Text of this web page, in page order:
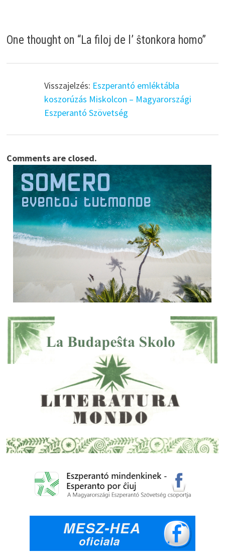
One thought on “La filoj de l’ ŝtonkora homo”
Visszajelzés: Eszperantó emléktábla
koszorúzás Miskolcon – Magyarországi
Eszperantó Szövetség
Comments are closed.